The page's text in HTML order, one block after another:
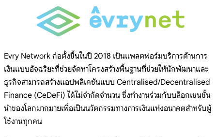
Evry Network ก่อตั้งขึ้นในปี 2018 เป็นแพลตฟอร์มบริการด้านการ
เงินแบบอัจฉริยะที่ช่วยจัดหาโครงสร้างพื้นฐานที่ช่วยให้นักพัฒนาและ
ธุรกิจสามารถสร้างแอปพลิเคชันแบบ Centralised/Decentralised
Finance (CeDeFi) ได้ไม่จำกัดจำนวน ซึ่งทำงานร่วมกับบล็อกเชนชั้น
นำของโลกมากมายเพื่อเป็นนวัตกรรมทางการเงินแห่งอนาคตสำหรับผู้
ใช้งานทุกคน